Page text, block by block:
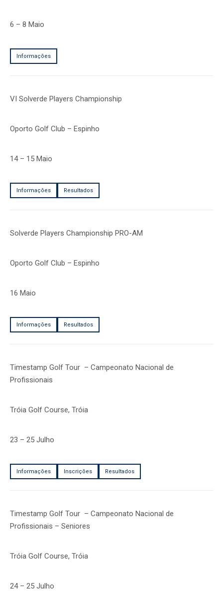
6 – 8 Maio
Informações
VI Solverde Players Championship
Oporto Golf Club – Espinho
14 – 15 Maio
Informações Resultados
Solverde Players Championship PRO-AM
Oporto Golf Club – Espinho
16 Maio
Informações Resultados
Timestamp Golf Tour – Campeonato Nacional de
Profissionais
Tróia Golf Course, Tróia
23 – 25 Julho
Informações Inscrições Resultados
Timestamp Golf Tour – Campeonato Nacional de
Profissionais – Seniores
Tróia Golf Course, Tróia
24 – 25 Julho